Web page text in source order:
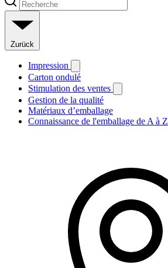
Zurück
Impression
Carton ondulé
Stimulation des ventes
Gestion de la qualité
Matériaux d’emballage
Connaissance de l'emballage de A à Z